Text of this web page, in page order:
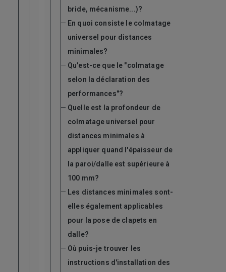
bride, mécanisme...)?
En quoi consiste le colmatage
universel pour distances
minimales?
Qu'est-ce que le "colmatage
selon la déclaration des
performances"?
Quelle est la profondeur de
colmatage universel pour
distances minimales à
appliquer quand l'épaisseur de
la paroi/dalle est supérieure à
100 mm?
Les distances minimales sont-
elles également applicables
pour la pose de clapets en
dalle?
Où puis-je trouver les
instructions d'installation des